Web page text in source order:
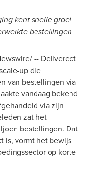
kent snelle groei
bestellingen
-- Deliverect
up die
van bestellingen via
vandaag bekend
via zijn
zat het
bestellingen. Dat
is, vormt het bewijs
op korte